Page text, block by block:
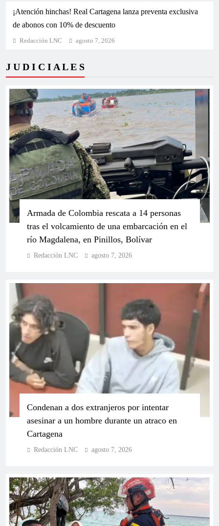
¡Atención hinchas! Real Cartagena lanza preventa exclusiva
de abonos con 10% de descuento
Redacción LNC agosto 7, 2026
¡Terremoto político en Colombia! Ordenan
suspensión provisional del presidente Gustavo Petro
Partido de La U reafirma respaldo a Paloma
Valencia y Juan Daniel Oviedo para las
presidenciales de 2026
Cuestionan discurso político en cierre de campaña
realizado en La Boquilla
Yamil Arana se consolida como el gobernador más
fuerte y vigente del Caribe en favorabilidad digital
J U D I C I A L E S
Armada de Colombia rescata a 14 personas
tras el volcamiento de una embarcación en el
río Magdalena, en Pinillos, Bolívar
Redacción LNC agosto 7, 2026
Condenan a dos extranjeros por intentar
asesinar a un hombre durante un atraco en
Cartagena
Redacción LNC agosto 7, 2026